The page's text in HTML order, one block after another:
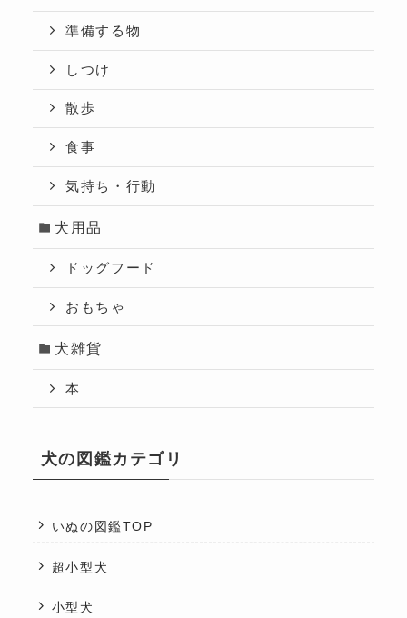
準備する物
しつけ
散歩
食事
気持ち・行動
犬用品
ドッグフード
おもちゃ
犬雑貨
本
犬の図鑑カテゴリ
いぬの図鑑TOP
超小型犬
小型犬